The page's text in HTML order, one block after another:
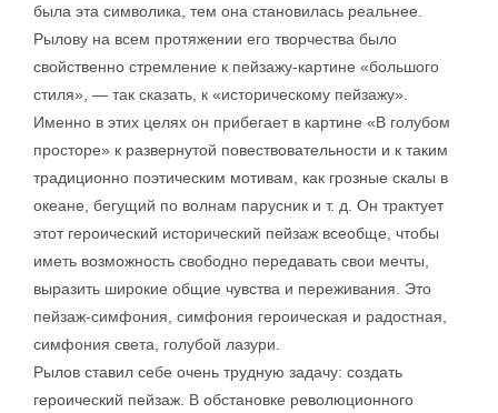
была эта символика, тем она становилась реальнее.
Рылову на всем протяжении его творчества было
свойственно стремление к пейзажу-картине «большого
стиля», — так сказать, к «историческому пейзажу».
Именно в этих целях он прибегает в картине «В голубом
просторе» к развернутой повествовательности и к таким
традиционно поэтическим мотивам, как грозные скалы в
океане, бегущий по волнам парусник и т. д. Он трактует
этот героический исторический пейзаж всеобще, чтобы
иметь возможность свободно передавать свои мечты,
выразить широкие общие чувства и переживания. Это
пейзаж-симфония, симфония героическая и радостная,
симфония света, голубой лазури.
Рылов ставил себе очень трудную задачу: создать
героический пейзаж. В обстановке революционного